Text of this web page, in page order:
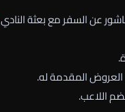
عن السفر مع بعثة النادي
العروض المقدمة له.
اللاعب.